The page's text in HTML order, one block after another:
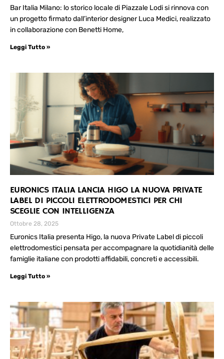
Bar Italia Milano: lo storico locale di Piazzale Lodi si rinnova con
un progetto firmato dall’interior designer Luca Medici, realizzato
in collaborazione con Benetti Home,
Leggi Tutto »
EURONICS ITALIA LANCIA HIGO LA NUOVA PRIVATE
LABEL DI PICCOLI ELETTRODOMESTICI PER CHI
SCEGLIE CON INTELLIGENZA
Ottobre 28, 2025
Euronics Italia presenta Higo, la nuova Private Label di piccoli
elettrodomestici pensata per accompagnare la quotidianità delle
famiglie italiane con prodotti affidabili, concreti e accessibili.
Leggi Tutto »